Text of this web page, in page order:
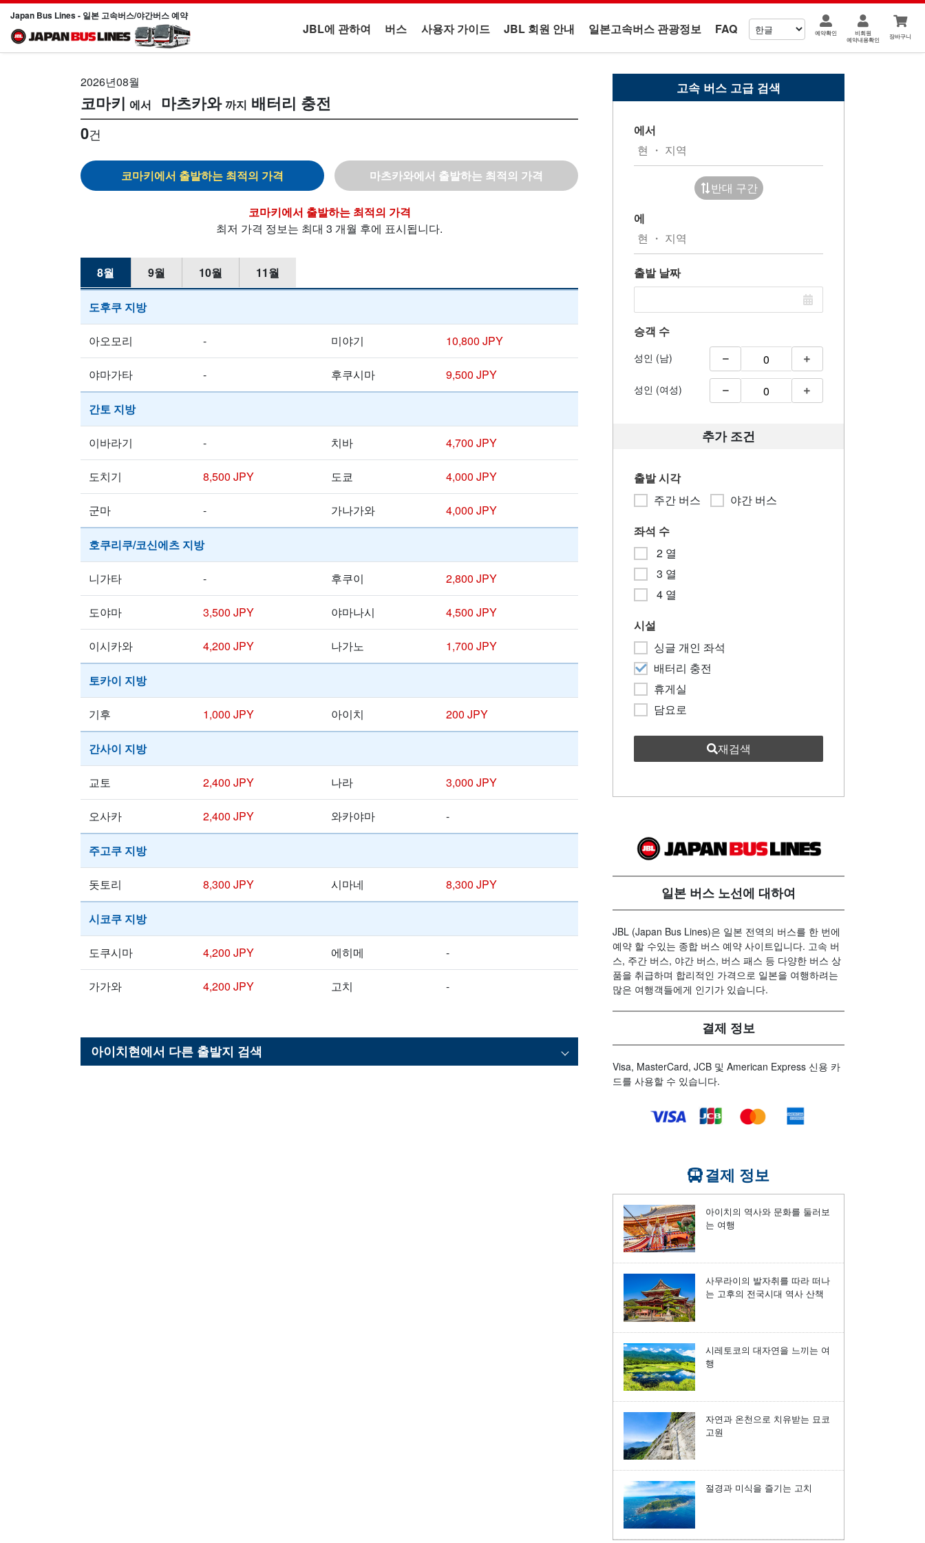
Japan Bus Lines - 일본 고속버스/야간버스 예약
JBL에 관하여 버스 사용자 가이드 JBL 회원 안내 일본고속버스 관광정보 FAQ 예약확인
비회원
예약내용확인
장바구니
2026년08월
코마키 마츠카와
배터리 충전
0건
코마키 마츠카와
코마키
최저 가격 정보는 최대 3 개월 후에 표시됩니다.
8월 9월 10월 11월
도후쿠 지방
아오모리 - 미야기 10,800 JPY
야마가타 - 후쿠시마 9,500 JPY
간토 지방
이바라기 - 치바 4,700 JPY
도치기 8,500 JPY 도쿄 4,000 JPY
군마 - 가나가와 4,000 JPY
호쿠리쿠/코신에츠 지방
니가타 - 후쿠이 2,800 JPY
도야마 3,500 JPY 야마나시 4,500 JPY
이시카와 4,200 JPY 나가노 1,700 JPY
토카이 지방
기후 1,000 JPY 아이치 200 JPY
간사이 지방
교토 2,400 JPY 나라 3,000 JPY
오사카 2,400 JPY 와카야마 -
주고쿠 지방
돗토리 8,300 JPY 시마네 8,300 JPY
시코쿠 지방
도쿠시마 4,200 JPY 에히메 -
가가와 4,200 JPY 고치 -
아이치현에서 다른 출발지 검색
고속 버스 고급 검색
에서
반대 구간
에
출발 날짜
승객 수
성인 (남)
성인 (여성)
추가 조건
출발 시각
주간 버스
야간 버스
좌석 수
2 열
3 열
4 열
시설
싱글 개인 좌석
배터리 충전
휴게실
담요로
재검색
일본 버스 노선에 대하여
JBL (Japan Bus Lines)은 일본 전역의 버스를 한 번에
예약 할 수있는 종합 버스 예약 사이트입니다. 고속 버
스, 주간 버스, 야간 버스, 버스 패스 등 다양한 버스 상
품을 취급하며 합리적인 가격으로 일본을 여행하려는
많은 여행객들에게 인기가 있습니다.
결제 정보
Visa, MasterCard, JCB 및 American Express 신용 카
드를 사용할 수 있습니다.
결제 정보
아이치의 역사와 문화를 둘러보
는 여행
사무라이의 발자취를 따라 떠나
는 고후의 전국시대 역사 산책
시레토코의 대자연을 느끼는 여
행
자연과 온천으로 치유받는 묘코
고원
절경과 미식을 즐기는 고치